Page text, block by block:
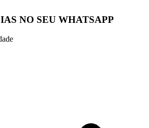
NO SEU WHATSAPP